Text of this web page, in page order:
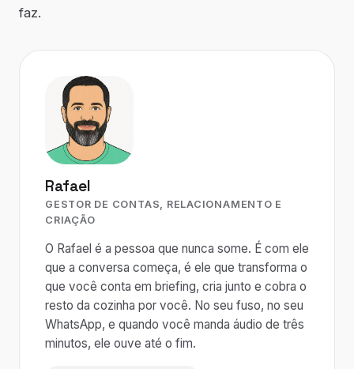
faz.
Rafael
GESTOR DE CONTAS, RELACIONAMENTO E
CRIAÇÃO
O Rafael é a pessoa que nunca some. É com ele
que a conversa começa, é ele que transforma o
que você conta em briefing, cria junto e cobra o
resto da cozinha por você. No seu fuso, no seu
WhatsApp, e quando você manda áudio de três
minutos, ele ouve até o fim.